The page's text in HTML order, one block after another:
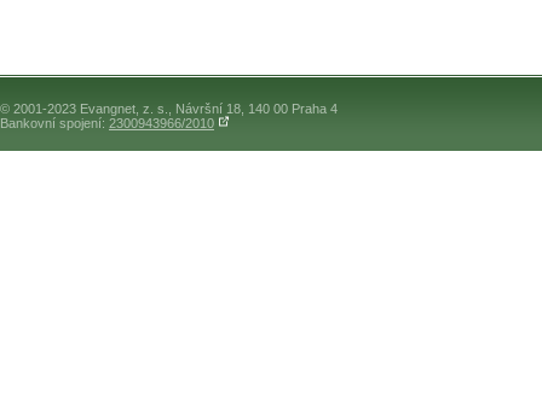
© 2001-2023 Evangnet, z. s., Návršní 18, 140 00 Praha 4
Bankovní spojení: 2300943966/2010